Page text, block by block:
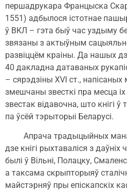
першадрукара Францыска
1551) адбылося істотнае
ў ВКЛ – гэта быў час уздыму
звязаны з актыўным
развіццём краіны. Да нашых
40 дакладна датаваных
– сярэдзіны XVI ст., напісаных
змешчаны звесткі пра месца
звестак відавочна, што кнігі ў
па ўсёй тэрыторыі Беларусі.
Апрача традыцыйных
дзе кнігі рыхтаваліся з
былі ў Вільні, Полацку,
а таксама скрыпторыяў
майстэрняў пры епіскапскіх